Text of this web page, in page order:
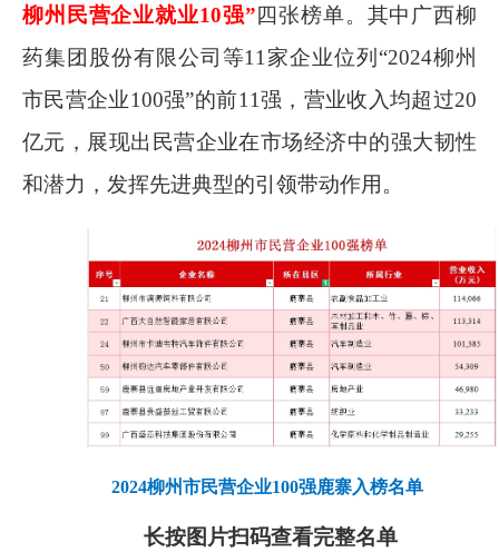
柳州民营企业就业10强”四张榜单。其中广西柳
药集团股份有限公司等11家企业位列“2024柳州
市民营企业100强”的前11强，营业收入均超过20
亿元，展现出民营企业在市场经济中的强大韧性
和潜力，发挥先进典型的引领带动作用。
2024柳州市民营企业100强鹿寨入榜名单
长按图片扫码查看完整名单